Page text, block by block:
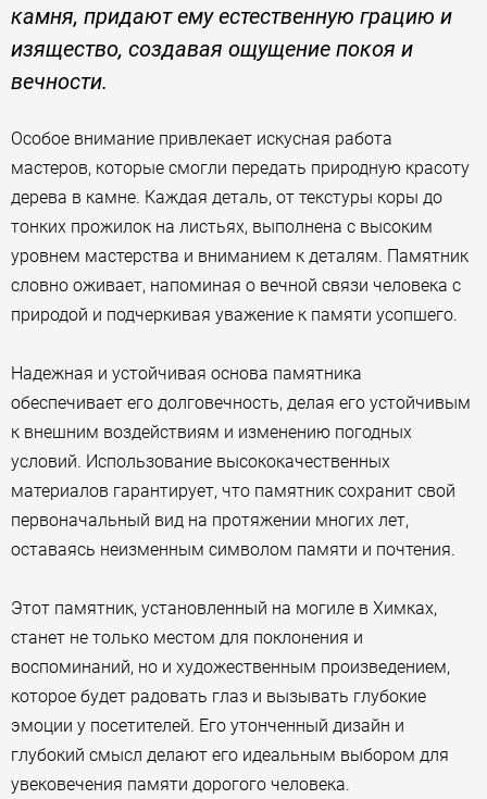
камня, придают ему естественную грацию и
изящество, создавая ощущение покоя и
вечности.
Особое внимание привлекает искусная работа
мастеров, которые смогли передать природную красоту
дерева в камне. Каждая деталь, от текстуры коры до
тонких прожилок на листьях, выполнена с высоким
уровнем мастерства и вниманием к деталям. Памятник
словно оживает, напоминая о вечной связи человека с
природой и подчеркивая уважение к памяти усопшего.
Надежная и устойчивая основа памятника
обеспечивает его долговечность, делая его устойчивым
к внешним воздействиям и изменению погодных
условий. Использование высококачественных
материалов гарантирует, что памятник сохранит свой
первоначальный вид на протяжении многих лет,
оставаясь неизменным символом памяти и почтения.
Этот памятник, установленный на могиле в Химках,
станет не только местом для поклонения и
воспоминаний, но и художественным произведением,
которое будет радовать глаз и вызывать глубокие
эмоции у посетителей. Его утонченный дизайн и
глубокий смысл делают его идеальным выбором для
увековечения памяти дорогого человека.